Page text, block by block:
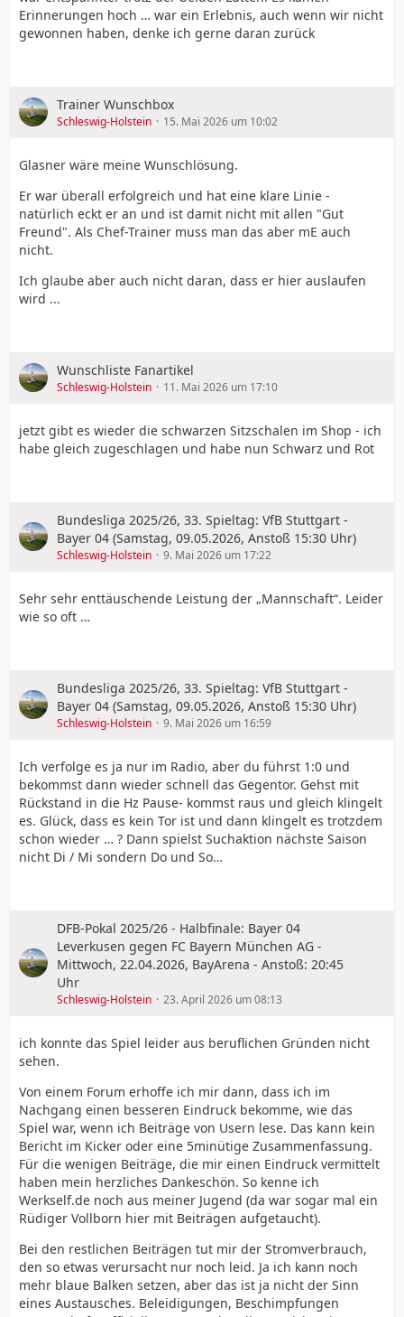
Erinnerungen hoch … war ein Erlebnis, auch wenn wir nicht
gewonnen haben, denke ich gerne daran zurück
Trainer Wunschbox
Schleswig-Holstein 15. Mai 2026 um 10:02
Glasner wäre meine Wunschlösung.
Er war überall erfolgreich und hat eine klare Linie -
natürlich eckt er an und ist damit nicht mit allen "Gut
Freund". Als Chef-Trainer muss man das aber mE auch
nicht.
Ich glaube aber auch nicht daran, dass er hier auslaufen
wird ...
Wunschliste Fanartikel
Schleswig-Holstein 11. Mai 2026 um 17:10
jetzt gibt es wieder die schwarzen Sitzschalen im Shop - ich
habe gleich zugeschlagen und habe nun Schwarz und Rot
Bundesliga 2025/26, 33. Spieltag: VfB Stuttgart -
Bayer 04 (Samstag, 09.05.2026, Anstoß 15:30 Uhr)
Schleswig-Holstein 9. Mai 2026 um 17:22
Sehr sehr enttäuschende Leistung der „Mannschaft“. Leider
wie so oft …
Bundesliga 2025/26, 33. Spieltag: VfB Stuttgart -
Bayer 04 (Samstag, 09.05.2026, Anstoß 15:30 Uhr)
Schleswig-Holstein 9. Mai 2026 um 16:59
Ich verfolge es ja nur im Radio, aber du führst 1:0 und
bekommst dann wieder schnell das Gegentor. Gehst mit
Rückstand in die Hz Pause- kommst raus und gleich klingelt
es. Glück, dass es kein Tor ist und dann klingelt es trotzdem
schon wieder … ? Dann spielst Suchaktion nächste Saison
nicht Di / Mi sondern Do und So…
DFB-Pokal 2025/26 - Halbfinale: Bayer 04
Leverkusen gegen FC Bayern München AG -
Mittwoch, 22.04.2026, BayArena - Anstoß: 20:45
Uhr
Schleswig-Holstein 23. April 2026 um 08:13
ich konnte das Spiel leider aus beruflichen Gründen nicht
sehen.
Von einem Forum erhoffe ich mir dann, dass ich im
Nachgang einen besseren Eindruck bekomme, wie das
Spiel war, wenn ich Beiträge von Usern lese. Das kann kein
Bericht im Kicker oder eine 5minütige Zusammenfassung.
Für die wenigen Beiträge, die mir einen Eindruck vermittelt
haben mein herzliches Dankeschön. So kenne ich
Werkself.de noch aus meiner Jugend (da war sogar mal ein
Rüdiger Vollborn hier mit Beiträgen aufgetaucht).
Bei den restlichen Beiträgen tut mir der Stromverbrauch,
den so etwas verursacht nur noch leid. Ja ich kann noch
mehr blaue Balken setzen, aber das ist ja nicht der Sinn
eines Austausches. Beleidigungen, Beschimpfungen